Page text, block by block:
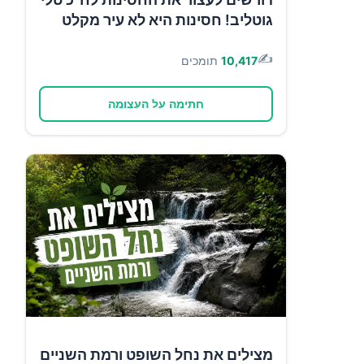
גוטליב! חסינות היא לא עיר מקלט
✍️
10,417 תומכים
חתימה על העצומה
מצילים את נחל השופט ורמת השניים